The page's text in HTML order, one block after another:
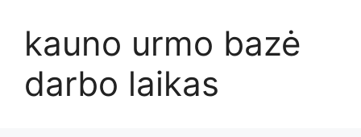
kauno urmo bazė
darbo laikas